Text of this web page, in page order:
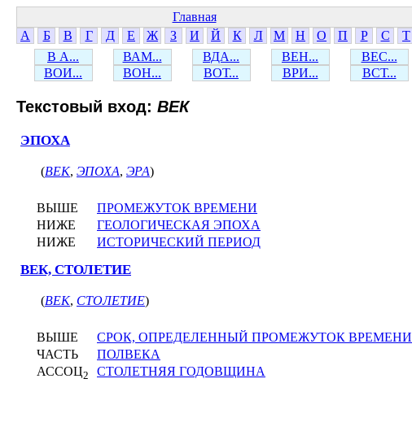
Главная
А
Б В Г Д Е Ж З И Й К Л М Н О П Р С Т
В А...
ВАМ... ВДА... ВЕН... ВЕС...
ВОИ...
ВОН... ВОТ... ВРИ... ВСТ...
Текстовый вход: ВЕК
ЭПОХА
(ВЕК, ЭПОХА, ЭРА)
ВЫШЕ
ПРОМЕЖУТОК ВРЕМЕНИ
НИЖЕ
ГЕОЛОГИЧЕСКАЯ ЭПОХА
НИЖЕ
ИСТОРИЧЕСКИЙ ПЕРИОД
ВЕК, СТОЛЕТИЕ
(ВЕК, СТОЛЕТИЕ)
ВЫШЕ
СРОК, ОПРЕДЕЛЕННЫЙ ПРОМЕЖУТОК ВРЕМЕНИ
ЧАСТЬ
ПОЛВЕКА
АССОЦ2 СТОЛЕТНЯЯ ГОДОВЩИНА